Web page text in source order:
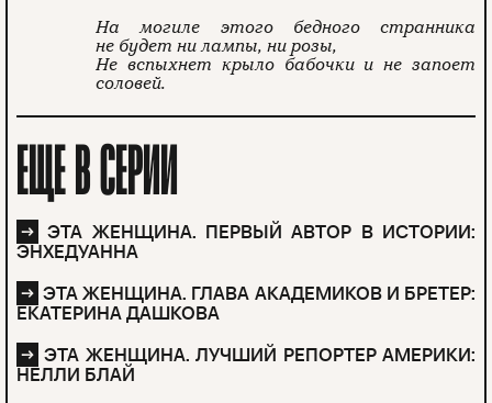
На могиле этого бедного странника
не будет ни лампы, ни розы,
Не вспыхнет крыло бабочки и не запоет
соловей.
ЕЩЕ В СЕРИИ
→ ЭТА ЖЕНЩИНА. ПЕРВЫЙ АВТОР В ИСТОРИИ:
ЭНХЕДУАННА
→ ЭТА ЖЕНЩИНА. ГЛАВА АКАДЕМИКОВ И БРЕТЕР:
ЕКАТЕРИНА ДАШКОВА
→ ЭТА ЖЕНЩИНА. ЛУЧШИЙ РЕПОРТЕР АМЕРИКИ:
НЕЛЛИ БЛАЙ